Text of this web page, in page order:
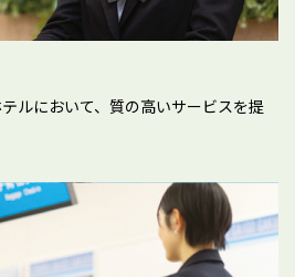
ルにおいて、質の高いサービスを提